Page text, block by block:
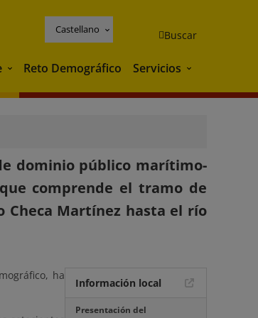
Castellano Buscar
Medio Ambiente
Reto Demográfico Servicios Servicios
dominio público marítimo-
comprende el tramo de
Checa Martínez hasta el río
ha
Información local
Presentación del